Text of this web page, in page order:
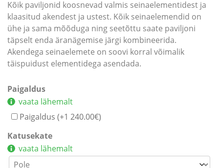
Kõik paviljonid koosnevad valmis seinaelementidest ja
klaasitud akendest ja ustest. Kõik seinaelemendid on
ühe ja sama mõõduga ning seetõttu saate paviljoni
täpselt enda äranägemise järgi kombineerida.
Akendega seinaelemete on soovi korral võimalik
täispuidust elementidega asendada.
Paigaldus
vaata lähemalt
Paigaldus (+1 240.00€)
Katusekate
vaata lähemalt